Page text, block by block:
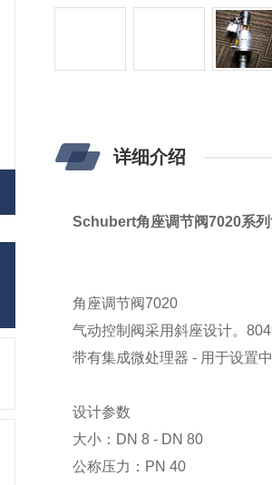
详细介绍
Schubert角座调节阀7020系
角座调节阀7020
气动控制阀采用斜座设计。
带有集成微处理器 - 用于设置
设计参数
大小：DN 8 - DN 80
公称压力：PN 40